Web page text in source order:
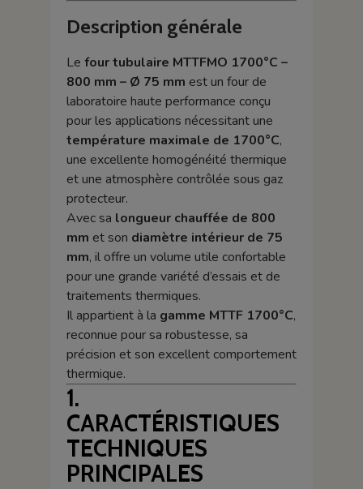
Description générale
Le four tubulaire MTTFMO 1700°C –
800 mm – Ø 75 mm est un four de
laboratoire haute performance conçu
pour les applications nécessitant une
température maximale de 1700°C,
une excellente homogénéité thermique
et une atmosphère contrôlée sous gaz
protecteur.
Avec sa longueur chauffée de 800
mm et son diamètre intérieur de 75
mm, il offre un volume utile confortable
pour une grande variété d’essais et de
traitements thermiques.
Il appartient à la gamme MTTF 1700°C,
reconnue pour sa robustesse, sa
précision et son excellent comportement
thermique.
1.
CARACTÉRISTIQUES
TECHNIQUES
PRINCIPALES